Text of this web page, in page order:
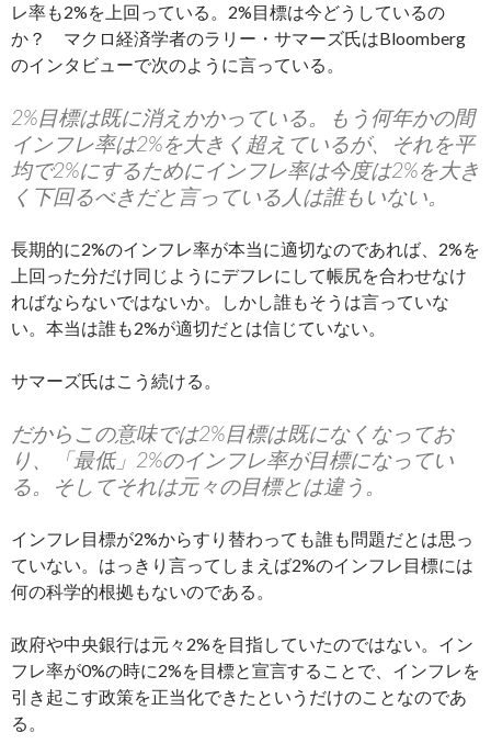
レ率も2%を上回っている。2%目標は今どうしているの
か？ マクロ経済学者のラリー・サマーズ氏はBloomberg
のインタビューで次のように言っている。
2%目標は既に消えかかっている。もう何年かの間
インフレ率は2%を大きく超えているが、それを平
均で2%にするためにインフレ率は今度は2%を大き
く下回るべきだと言っている人は誰もいない。
長期的に2%のインフレ率が本当に適切なのであれば、2%を
上回った分だけ同じようにデフレにして帳尻を合わせなけ
ればならないではないか。しかし誰もそうは言っていな
い。本当は誰も2%が適切だとは信じていない。
サマーズ氏はこう続ける。
だからこの意味では2%目標は既になくなってお
り、「最低」2%のインフレ率が目標になってい
る。そしてそれは元々の目標とは違う。
インフレ目標が2%からすり替わっても誰も問題だとは思っ
ていない。はっきり言ってしまえば2%のインフレ目標には
何の科学的根拠もないのである。
政府や中央銀行は元々2%を目指していたのではない。イン
フレ率が0%の時に2%を目標と宣言することで、インフレを
引き起こす政策を正当化できたというだけのことなのであ
る。